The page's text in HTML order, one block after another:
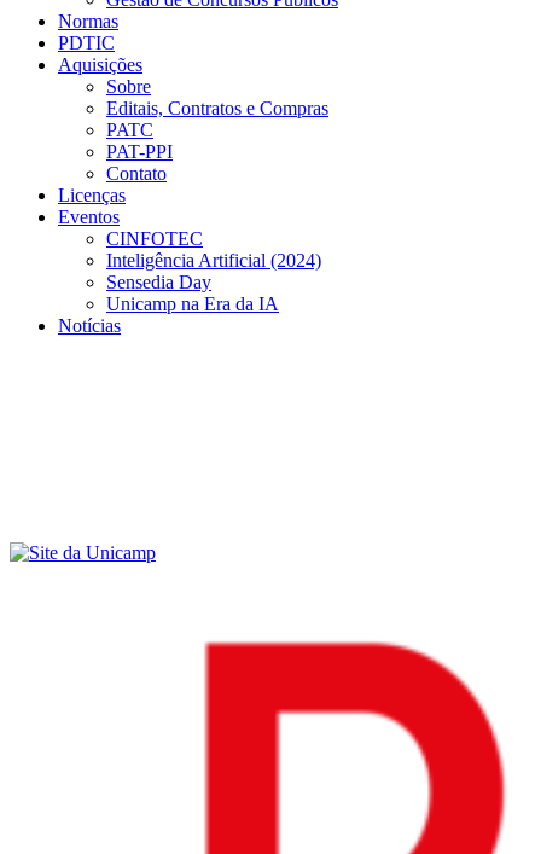
Normas
PDTIC
Aquisições
Sobre
Editais, Contratos e Compras
PATC
PAT-PPI
Contato
Licenças
Eventos
CINFOTEC
Inteligência Artificial (2024)
Sensedia Day
Unicamp na Era da IA
Notícias